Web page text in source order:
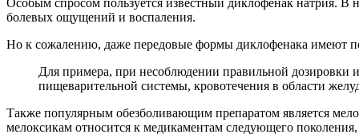
болевых ощущений и воспаления.
Но к сожалению, даже передовые формы диклофенака имеют
Для примера, при несоблюдении правильной дозировки
пищеварительной системы, кровотечения в области
Также популярным обезболивающим препаратом является
мелоксикам относится к медикаментам следующего